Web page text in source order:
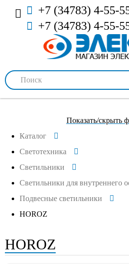
+7 (34783) 4-55-
+7 (34783) 4-55-
Показать/скрыть
Каталог
Светотехника
Светильники
Светильники для внутреннего
Подвесные светильники
HOROZ
HOROZ